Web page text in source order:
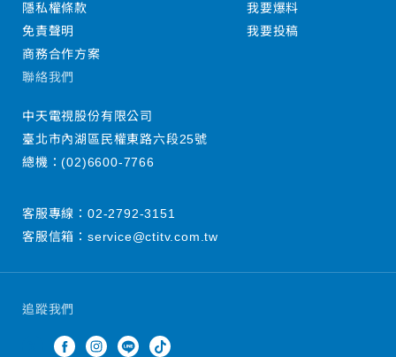
追蹤我們
隱私權條款
免責聲明
商務合作方案
我要爆料
我要投稿
聯絡我們
中天電視股份有限公司
臺北市內湖區民權東路六段25號
總機：(02)6600-7766
客服專線： 02-2792-3151
客服信箱： service@ctitv.com.tw